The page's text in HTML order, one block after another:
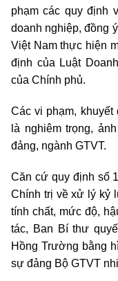
phạm các quy định
doanh nghiệp, đồng
Việt Nam thực hiện
định của Luật
của Chính phủ.
Các vi phạm,
là nghiêm trọng,
đảng, ngành GTVT.
Căn cứ quy định số
Chính trị về xử lý kỷ
tính chất, mức độ,
tác, Ban Bí thư
Hồng Trường bằng
sự đảng Bộ GTVT